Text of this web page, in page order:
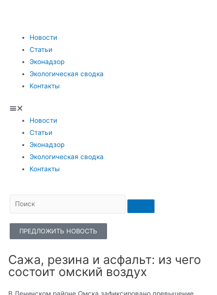
Новости
Статьи
Эконадзор
Экологическая сводка
Контакты
Новости
Статьи
Эконадзор
Экологическая сводка
Контакты
ПРЕДЛОЖИТЬ НОВОСТЬ
Сажа, резина и асфальт: из чего
состоит омский воздух
В Ленинском районе Омска зафиксировано превышение